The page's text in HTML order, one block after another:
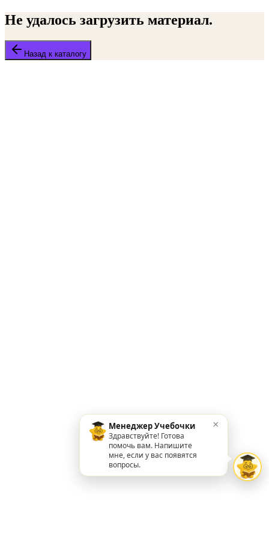
Не удалось загрузить материал.
Назад к каталогу
Менеджер Учебочки
Здравствуйте! Готова
помочь вам. Напишите
мне, если у вас появятся
вопросы.
×